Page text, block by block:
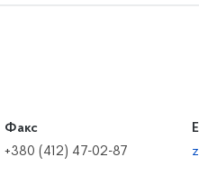
Факс
+380 (412) 47-02-87